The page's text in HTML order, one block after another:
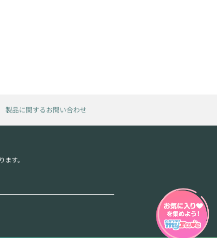
製品に関するお問い合わせ
す。